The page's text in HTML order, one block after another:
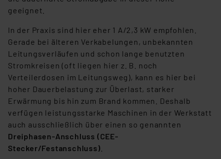
VO) zu. Eine detaillierte Auflistung der einzelnen
den Button „Ablehnen oder Einstellungen“ abrufbar. Sie
können die Verwendung nicht notwendiger Cookies
ablehnen oder ihr ganz oder teilweise zustimmen. Ihre
erteilte Zustimmung können Sie jederzeit unter dem
Link „Cookie Einstellungen“ anpassen oder widerrufen.
Die Rechtmäßigkeit der Speicherung, Abrufung und
Weiterverarbeitung dieser Daten zur Auswertung und
Analyse bis zum Zeitpunkt des Widerrufs bleibt hiervon
unberührt. Ihre Browser-Einstellungen können dazu
führen, dass die Einstellungen nicht längerfristig
gespeichert werden und dieses Banner erneut
geeignet.
In der Praxis sind hier eher 1 A/2,3 kW empfohlen.
Gerade bei älteren Verkabelungen, unbekannten
Leitungsverläufen und schon lange benutzten
Stromkreisen (oft liegen hier z. B. noch
Verteilerdosen im Leitungsweg), kann es hier bei
hoher Dauerbelastung zur Überlast, starker
Erwärmung bis hin zum Brand kommen. Deshalb
verfügen leistungsstarke Maschinen in der Werkstatt
auch ausschließlich über einen so genannten
Dreiphasen-Anschluss (CEE-
Stecker/Festanschluss)